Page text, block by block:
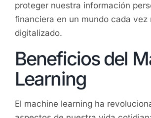
proteger nuestra información
financiera en un mundo cada vez
digitalizado.
Beneficios del
Learning
El machine learning ha